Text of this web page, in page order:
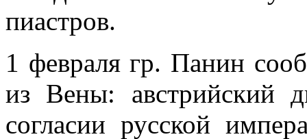
пиастров.
1 февраля гр. Панин
из Вены: австрийский
согласии русской